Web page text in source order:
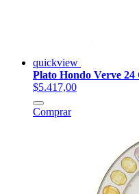
quickview
Plato Hondo Verve 24
$5.417,00
Comprar